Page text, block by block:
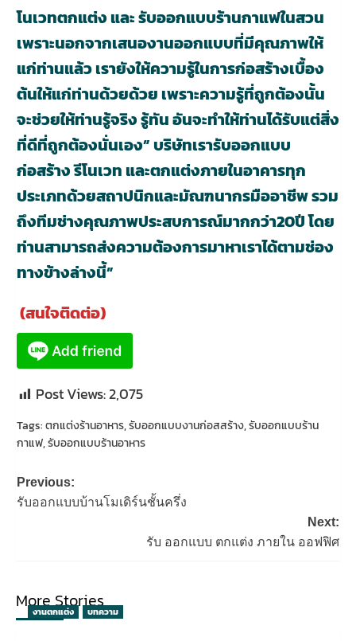
โนเวทตกแต่ง และ รับออกแบบร้านกาแฟในสวน
เพราะนอกจากเสนองานออกแบบที่มีคุณภาพให้
แก่ท่านแล้ว เรายังให้ความรู้ในการก่อสร้างเบื้อง
ต้นให้แก่ท่านด้วยด้วย เพราะความรู้ที่ถูกต้องนั้น
จะช่วยให้ท่านรู้จริง รู้ทัน อันจะทำให้ท่านได้รับแต่สิ่ง
ที่ดีที่ถูกต้องนั่นเอง” บริษัทเรารับออกแบบ
ก่อสร้าง รีโนเวท และตกแต่งภายในอาคารทุก
ประเภทด้วยสถาปนิกและมัณฑนากรมืออาชีพ รวม
ถึงทีมช่างคุณภาพประสบการณ์มากกว่า20ปี โดย
ท่านสามารถส่งความต้องการมาหาเราได้ตามช่อง
ทางข้างล่างนี้”
(สนใจติดต่อ)
Post Views:2,075
Tags:ตกแต่งร้านอาหาร,รับออกแบบงานก่อสสร้าง,รับออกแบบร้าน
กาแฟ,รับออกแบบร้านอาหาร
Post
navigation
Previous:
รับออกแบบบ้านโมเดิร์นชั้นครึ่ง
Next:
รับ ออกแบบ ตกแต่ง ภายใน ออฟฟิศ
More Stories
งานตกแต่ง บทความ